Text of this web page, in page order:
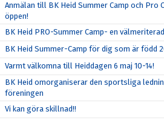
Anmälan till BK Heid Summer Camp och Pro
öppen!
BK Heid PRO-Summer Camp- en
BK Heid Summer-Camp för dig som är född
Varmt välkomna till Heiddagen 6 maj 10-14!
BK Heid omorganiserar den sportsliga
föreningen
Vi kan göra skillnad!!